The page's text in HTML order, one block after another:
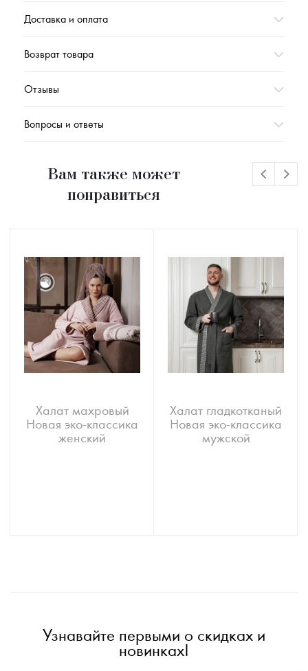
Доставка и оплата
Возврат товара
Отзывы
Вопросы и ответы
Вам также может
понравиться
Халат махровый
Новая эко-классика
женский
Халат гладкотканый
Новая эко-классика
мужской
Узнавайте первыми о скидках и
новинках!